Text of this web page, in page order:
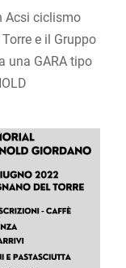
Acsi ciclismo
e il Gruppo
una GARA tipo